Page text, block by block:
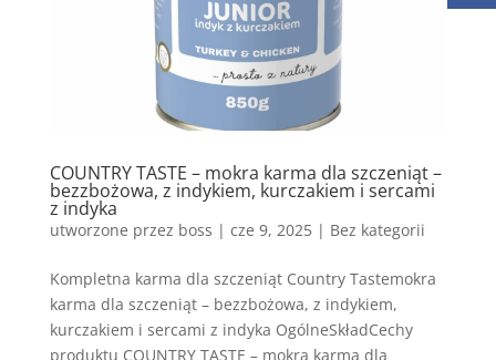
COUNTRY TASTE – mokra karma dla szczeniąt –
bezzbożowa, z indykiem, kurczakiem i sercami
z indyka
utworzone przez boss | cze 9, 2025| Bez kategorii
Kompletna karma dla szczeniąt Country Tastemokra
karma dla szczeniąt – bezzbożowa, z indykiem,
kurczakiem i sercami z indyka OgólneSkładCechy
produktu COUNTRY TASTE – mokra karma dla